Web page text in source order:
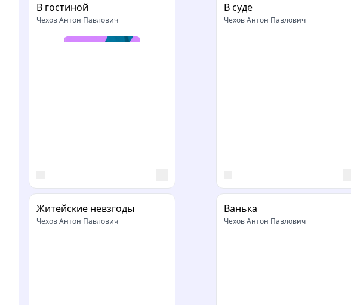
В гостиной
Чехов Антон Павлович
В суде
Чехов Антон Павлович
Житейские невзгоды
Чехов Антон Павлович
Ванька
Чехов Антон Павлович